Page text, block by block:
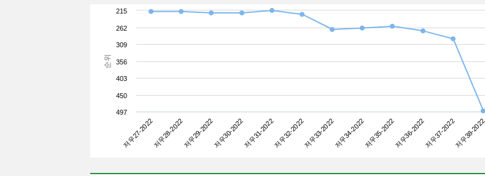
순위
저우27-2022저우28-2022저우29-2022저우30-2022저우31-2022저우32-2022저우33-2022저우34-2022저우35-2022저우36-2022저우37-2022저우38-2022
215
262
309
356
403
450
497